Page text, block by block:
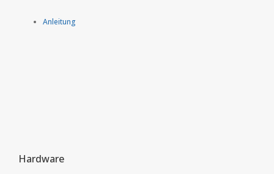
Anleitung
Hardware